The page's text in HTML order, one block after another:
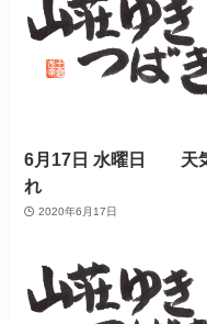
6月17日 水曜日 天
れ
2020年6月17日